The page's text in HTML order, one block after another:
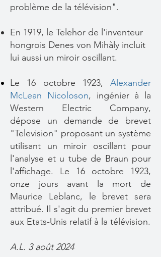
problème de la télévision".
En 1919, le Telehor de l'inventeur
hongrois Denes von Mihàly incluit
lui aussi un miroir oscillant.
Le 16 octobre 1923, Alexander
McLean Nicoloson, ingénier à la
Western Electric Company,
dépose un demande de brevet
"Television" proposant un système
utilisant un miroir oscillant pour
l'analyse et u tube de Braun pour
l'affichage. Le 16 octobre 1923,
onze jours avant la mort de
Maurice Leblanc, le brevet sera
attribué. Il s'agit du premier brevet
aux Etats-Unis relatif à la télévision.
A.L. 3 août 2024